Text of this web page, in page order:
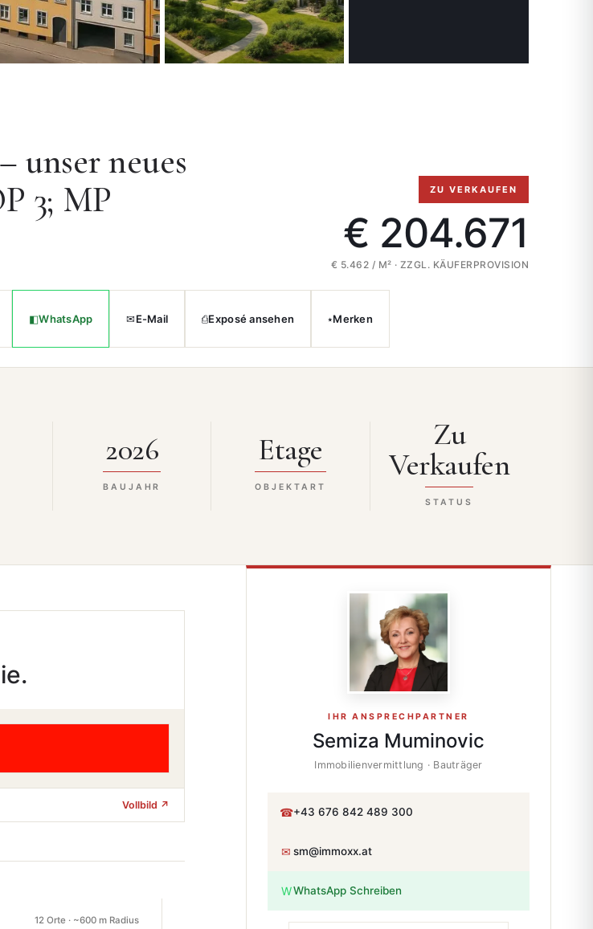
unser neues
3; MP
ZU VERKAUFEN
€ 204.671
€ 5.462 / M² · ZZGL. KÄUFERPROVISION
◧WhatsApp ✉E-Mail ⎙Exposé ansehen ⭑Merken
2026
BAUJAHR
Etage
OBJEKTART
Zu
Verkaufen
STATUS
Vollbild ↗
12 Orte · ~600 m Radius
IHR ANSPRECHPARTNER
Semiza Muminovic
Immobilienvermittlung · Bauträger
☎+43 676 842 489 300
✉ sm@immoxx.at
WWhatsApp Schreiben